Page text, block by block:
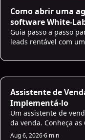
Como abrir uma
software White-
Guia passo a passo
leads rentável com
Assistente de
Implementá-lo
Um assistente de
da venda. Conheça
implementá-lo sem
Aug 6, 2026·6 min